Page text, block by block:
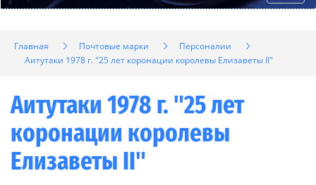
Главная Почтовые марки
Персоналии
Аитутаки 1978 г. "25 лет коронации королевы Елизаветы II"
Аитутаки 1978 г. "25 лет
коронации королевы
Елизаветы II"